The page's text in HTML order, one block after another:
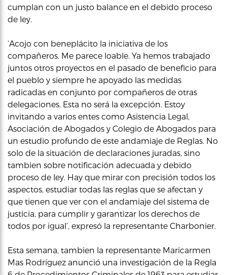
cumplan con un justo balance en el debido proceso
de ley.
‘Acojo con beneplácito la iniciativa de los
compañeros. Me parece loable. Ya hemos trabajado
juntos otros proyectos en el pasado de beneficio para
el pueblo y siempre he apoyado las medidas
radicadas en conjunto por compañeros de otras
delegaciones. Esta no será la excepción. Estoy
invitando a varios entes como Asistencia Legal,
Asociación de Abogados y Colegio de Abogados para
un estudio profundo de este andamiaje de Reglas. No
solo de la situación de declaraciones juradas, sino
tambien sobre notificación adecuada y debido
proceso de ley. Hay que mirar con precisión todos los
aspectos, estudiar todas las reglas que se afectan y
que tienen que ver con el andamiaje del sistema de
justicia, para cumplir y garantizar los derechos de
todos por igual’, expresó la representante Charbonier.
Esta semana, tambien la representante Maricarmen
Mas Rodríguez anunció una investigación de la Regla